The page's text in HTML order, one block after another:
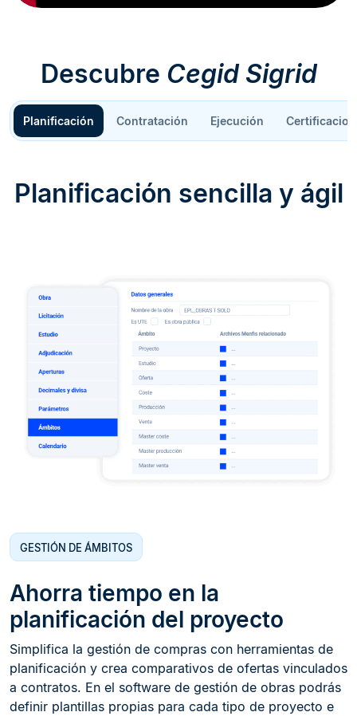
Descubre Cegid Sigrid
Planificación Contratación Ejecución
Planificación sencilla y ágil
GESTIÓN DE ÁMBITOS
Ahorra tiempo en la
planificación del proyecto
Simplifica la gestión de compras con herramientas de
planificación y crea comparativos de ofertas vinculados
a contratos. En el software de gestión de obras podrás
definir plantillas propias para cada tipo de proyecto e